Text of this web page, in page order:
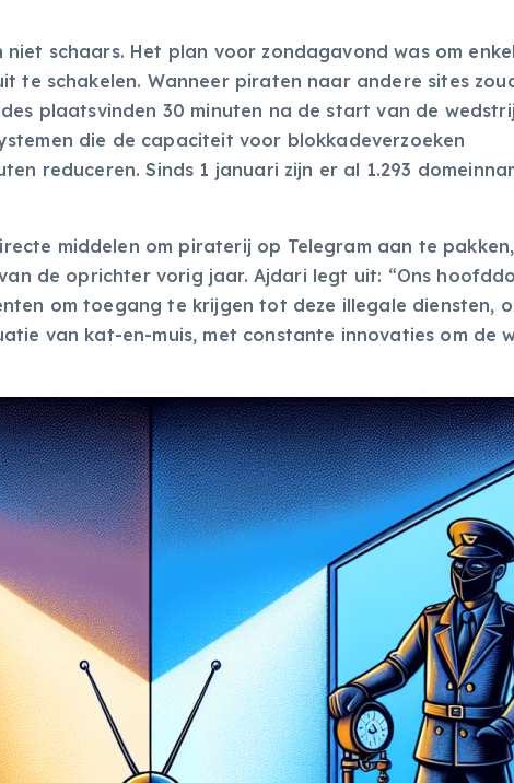
schaars. Het plan voor zondagavond was om
te schakelen. Wanneer piraten naar andere sites
plaatsvinden 30 minuten na de start van de
die de capaciteit voor blokkadeverzoeken
reduceren. Sinds 1 januari zijn er al 1.293
middelen om piraterij op Telegram aan te
de oprichter vorig jaar. Ajdari legt uit: “Ons
om toegang te krijgen tot deze illegale diensten,
van kat-en-muis, met constante innovaties om de